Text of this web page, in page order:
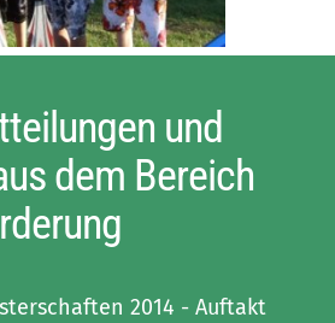
und
dem Bereich
2014 - Auftakt